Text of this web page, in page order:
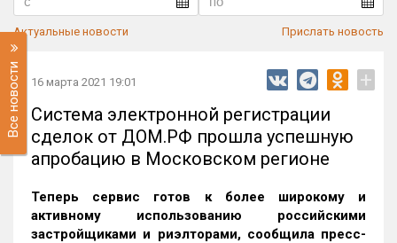
Актуальные новости Прислать новость
Все новости 16 марта 2021 19:01 +
Система электронной регистрации
сделок от ДОМ.РФ прошла успешную
апробацию в Московском регионе
Теперь сервис готов к более широкому и
активному использованию российскими
застройщиками и риэлторами, сообщила пресс-